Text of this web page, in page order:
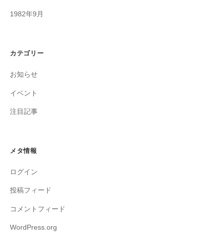
1982年9月
カテゴリー
お知らせ
イベント
注目記事
メタ情報
ログイン
投稿フィード
コメントフィード
WordPress.org